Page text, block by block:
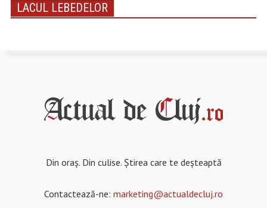
LACUL LEBEDELOR
Din oraș. Din culise. Știrea care te deșteaptă
Contactează-ne: marketing@actualdecluj.ro